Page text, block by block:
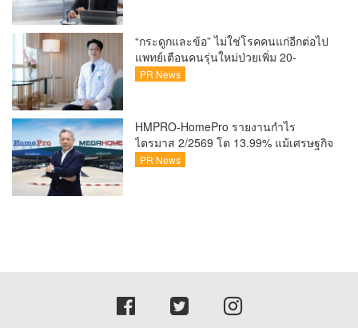
แล้ว
“กระดูกและข้อ” ไม่ใช่โรคคนแก่อีกต่อไป
แพทย์เตือนคนรุ่นใหม่ป่วยเพิ่ม 20-
30% เสี่ยง ‘ข้อเข่าเสื่อมก่อนวัย’ จาก
PR News
HMPRO-HomePro รายงานกำไร
ไตรมาส 2/2569 โต 13.99% แม้เศรษฐกิจ
ผันผวนเดินหน้าขยายสาขา เสริมพอร์ต
PR News